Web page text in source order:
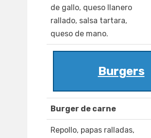
de gallo, queso llanero
rallado, salsa tartara,
queso de mano.
Burgers
Burger de carne
Repollo, papas ralladas,